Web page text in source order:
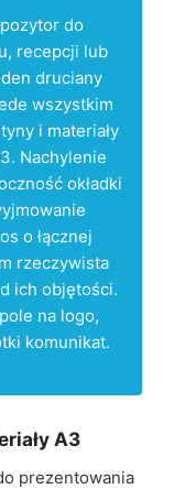
do
recepcji lub
druciany
wszystkim
i materiały
Nachylenie
okładki
o łącznej
rzeczywista
ich objętości.
na logo,
komunikat.
A3
prezentowania